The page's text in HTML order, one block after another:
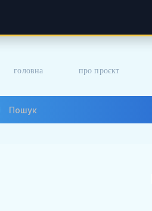
головна про проєкт